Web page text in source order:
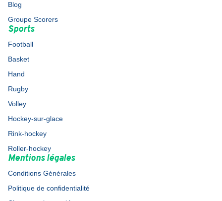
Blog
Groupe Scorers
Sports
Football
Basket
Hand
Rugby
Volley
Hockey-sur-glace
Rink-hockey
Roller-hockey
Mentions légales
Conditions Générales
Politique de confidentialité